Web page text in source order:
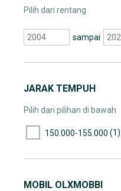
Pilih dari rentang
sampai
JARAK TEMPUH
Pilih dari pilihan di bawah
150.000-155.000 (1)
MOBIL OLXMOBBI